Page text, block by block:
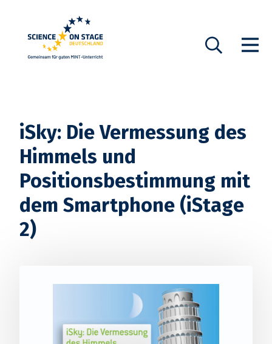
Suche
Show
iSky: Die Vermessung des
Himmels und
Positionsbestimmung mit
dem Smartphone (iStage
2)